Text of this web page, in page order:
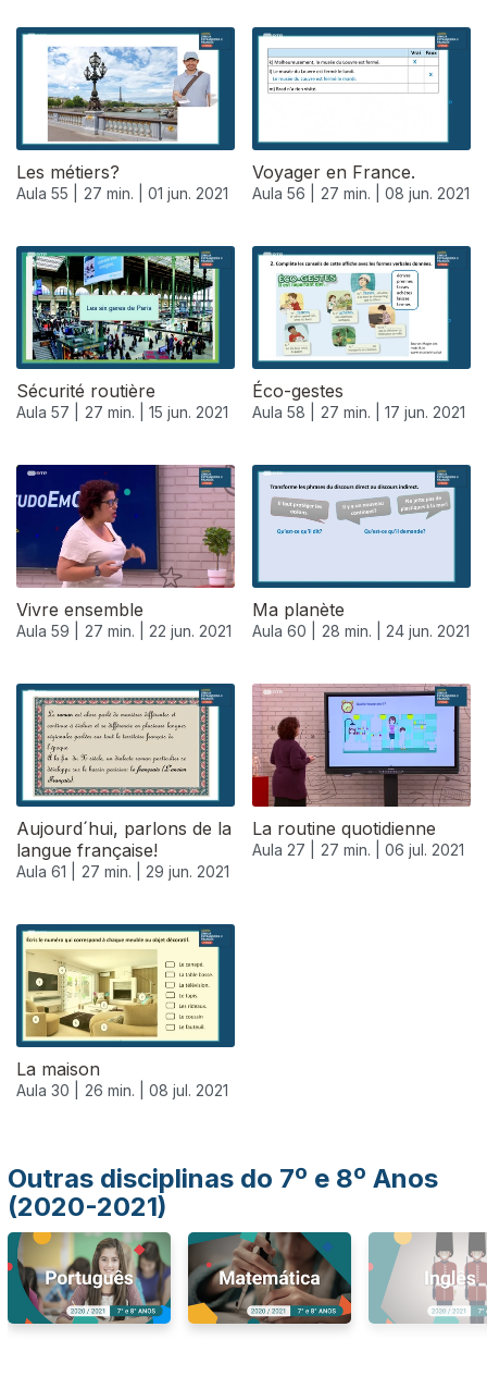
Les métiers?
Aula 55 | 27 min. | 01 jun. 2021
Voyager en France.
Aula 56 | 27 min. | 08 jun. 2021
Sécurité routière
Aula 57 | 27 min. | 15 jun. 2021
Éco-gestes
Aula 58 | 27 min. | 17 jun. 2021
551757
Vivre ensemble
Aula 59 | 27 min. | 22 jun. 2021
Ma planète
Aula 60 | 28 min. | 24 jun. 2021
Aujourd´hui, parlons de la
langue française!
Aula 61 | 27 min. | 29 jun. 2021
La routine quotidienne
Aula 27 | 27 min. | 06 jul. 2021
La maison
Aula 30 | 26 min. | 08 jul. 2021
556337
Outras disciplinas do 7º e 8º Anos
(2020-2021)